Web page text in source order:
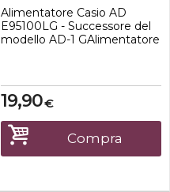
Alimentatore Casio AD
E95100LG - Successore del
modello AD-1 GAlimentatore
per:Casio CTS-100, 200,
300CTX700, 800CTK-1100,
1150, 1500, 1250. 2500, 3500,
2080, 2300, 4200, 200,
240,LK-160, 165, 120, 127, 136,
240, 247...
€
19,90
Compra